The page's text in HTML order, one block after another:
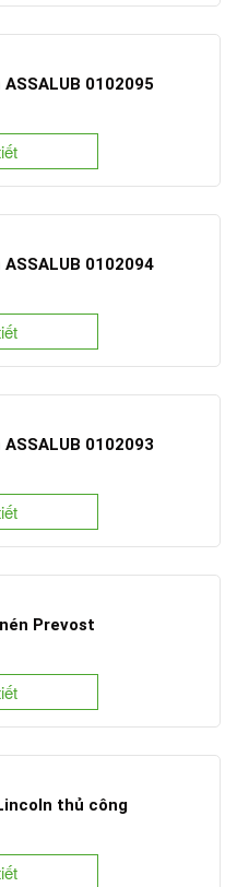
0102095
0102094
0102093
Prevost
thủ công